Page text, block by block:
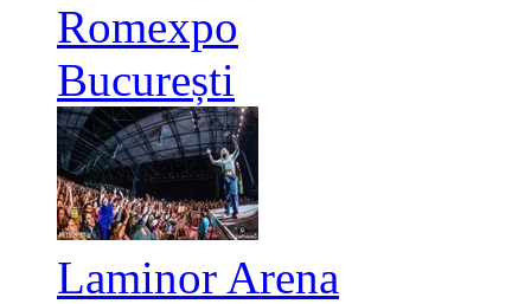
Romexpo
București
Laminor Arena